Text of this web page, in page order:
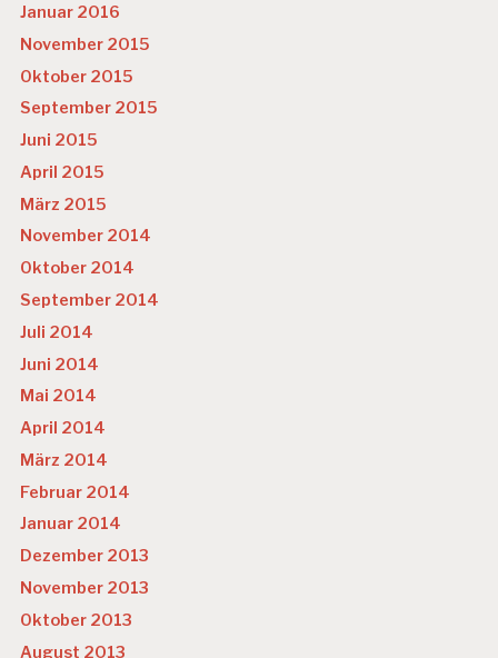
Januar 2016
November 2015
Oktober 2015
September 2015
Juni 2015
April 2015
März 2015
November 2014
Oktober 2014
September 2014
Juli 2014
Juni 2014
Mai 2014
April 2014
März 2014
Februar 2014
Januar 2014
Dezember 2013
November 2013
Oktober 2013
August 2013